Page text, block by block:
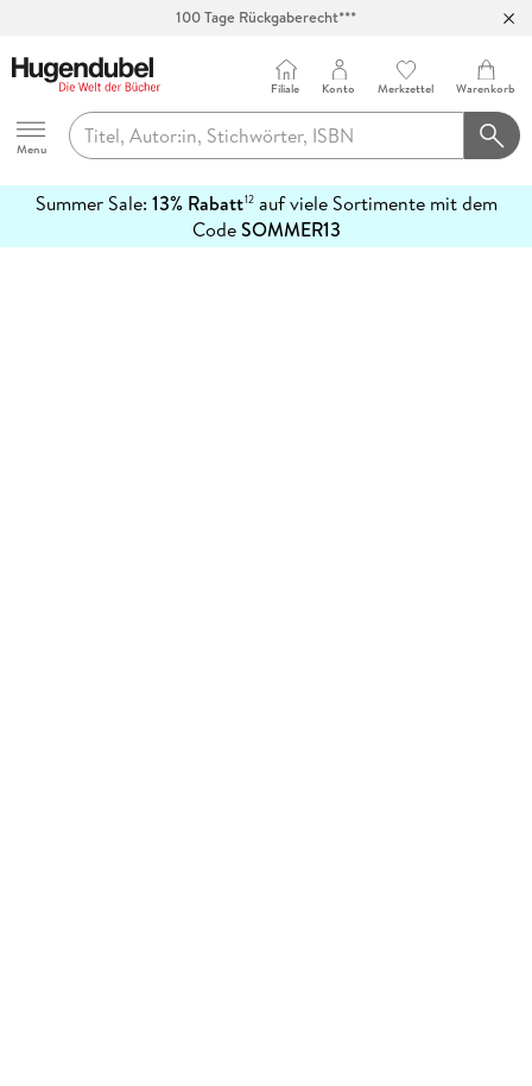
100 Tage Rückgaberecht***
Hugendubel
Menu
Filiale Konto Merkzettel Warenkorb
Summer Sale: 13% Rabatt12auf viele Sortimente mit dem
CodeSOMMER13
erfahren